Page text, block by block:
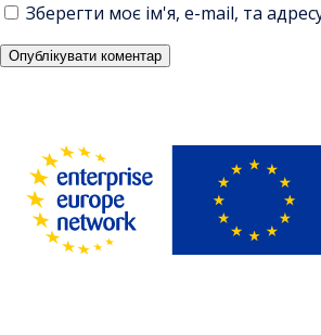
Зберегти моє ім'я, e-mail, та